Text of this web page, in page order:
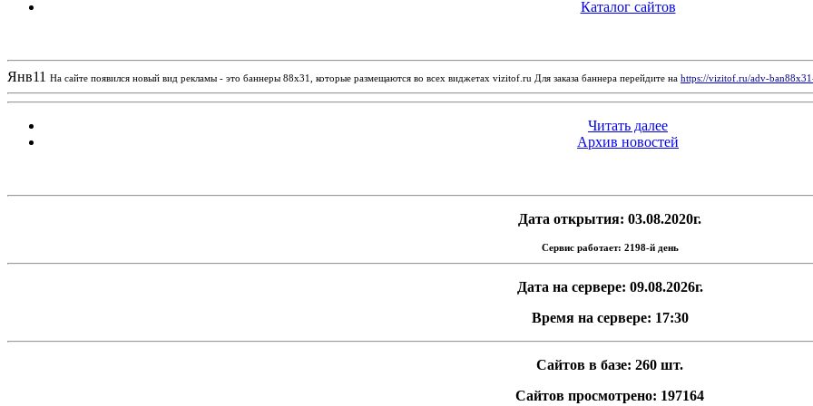
Каталог сайтов
Янв11 На сайте появился новый вид рекламы - это баннеры 88х31, которые размещаются во всех виджетах vizitof.ru Для заказа баннера перейдите на https://vizitof.ru/adv-
Читать далее
Архив новостей
Дата открытия: 03.08.2020г.
Сервис работает: 2198-й день
Дата на сервере: 09.08.2026г.
Время на сервере: 17:30
Сайтов в базе: 260 шт.
Сайтов просмотрено: 197164